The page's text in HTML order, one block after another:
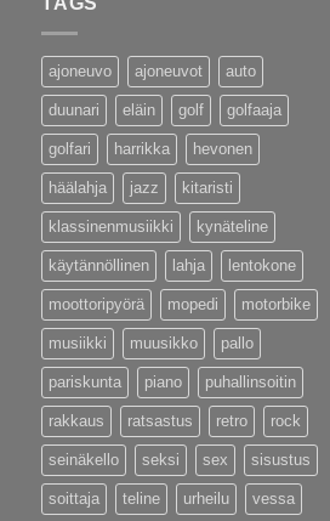
ajoneuvo ajoneuvot auto
duunari eläin golf golfaaja
golfari harrikka hevonen
häälahja jazz kitaristi
klassinenmusiikki kynäteline
käytännöllinen lahja lentokone
moottoripyörä mopedi motorbike
musiikki muusikko pallo
pariskunta piano puhallinsoitin
rakkaus ratsastus retro rock
seinäkello seksi sex sisustus
soittaja teline urheilu vessa